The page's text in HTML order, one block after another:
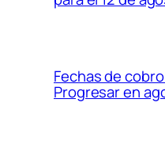
Fechas de
Progresar en